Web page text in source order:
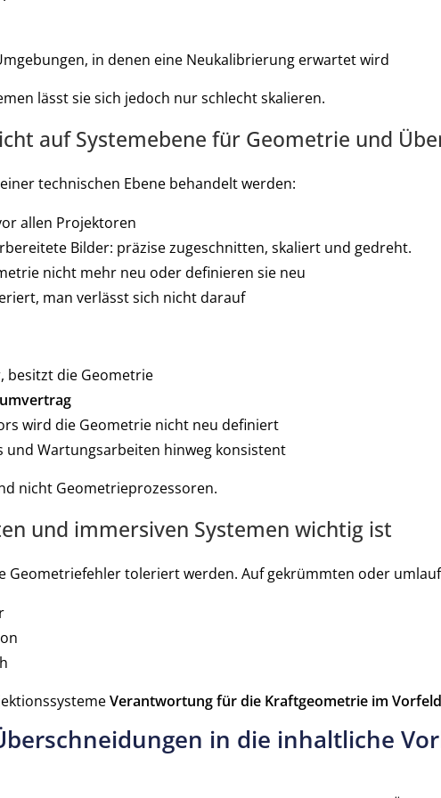
in denen eine Neukalibrierung erwartet wird
lässt sie sich jedoch nur schlecht skalieren.
auf Systemebene für Geometrie und
technischen Ebene behandelt werden:
allen Projektoren
Bilder: präzise zugeschnitten, skaliert und gedreht.
nicht mehr neu oder definieren sie neu
man verlässt sich nicht darauf
besitzt die Geometrie
wird die Geometrie nicht neu definiert
Wartungsarbeiten hinweg konsistent
nicht Geometrieprozessoren.
und immersiven Systemen wichtig ist
Geometriefehler toleriert werden. Auf gekrümmten oder
Verantwortung für die Kraftgeometrie im Vorfeld
in die inhaltliche